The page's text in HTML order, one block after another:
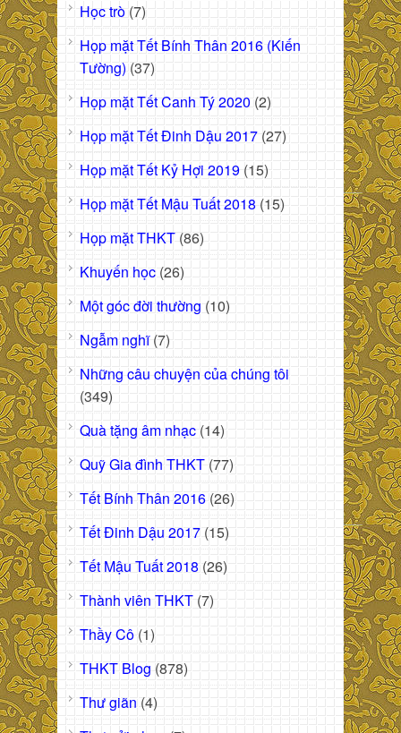
Học trò (7)
Họp mặt Tết Bính Thân 2016 (Kiến
Tường) (37)
Họp mặt Tết Canh Tý 2020 (2)
Họp mặt Tết Đinh Dậu 2017 (27)
Họp mặt Tết Kỷ Hợi 2019 (15)
Họp mặt Tết Mậu Tuất 2018 (15)
Họp mặt THKT (86)
Khuyến học (26)
Một góc đời thường (10)
Ngẫm nghĩ(7)
Những câu chuyện của chúng tôi
(349)
Quà tặng âm nhạc (14)
Quỹ Gia đình THKT (77)
Tết Bính Thân 2016 (26)
Tết Đinh Dậu 2017 (15)
Tết Mậu Tuất 2018 (26)
Thành viên THKT (7)
Thầy Cô (1)
THKT Blog (878)
Thư giãn (4)